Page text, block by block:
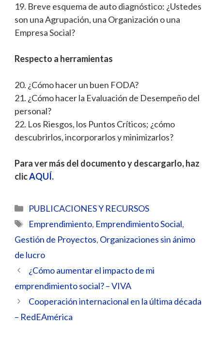
19. Breve esquema de auto diagnóstico: ¿Ustedes
son una Agrupación, una Organización o una
Empresa Social?
Respecto a herramientas
20. ¿Cómo hacer un buen FODA?
21. ¿Cómo hacer la Evaluación de Desempeño del
personal?
22. Los Riesgos, los Puntos Críticos; ¿cómo
descubrirlos, incorporarlos y minimizarlos?
Para ver más del documento y descargarlo, haz
clicAQUÍ.
Categorías
PUBLICACIONES Y RECURSOS
Etiquetas
Emprendimiento, Emprendimiento Social,
Gestión de Proyectos, Organizaciones sin ánimo
de lucro
¿Cómo aumentar el impacto de mi
emprendimiento social? – VIVA
Cooperación internacional en la última década
– RedEAmérica